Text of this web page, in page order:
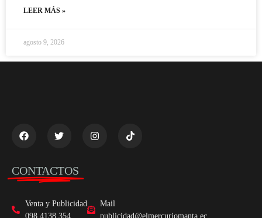
LEER MÁS »
agosto 9, 2026
CONTACTOS
Venta y Publicidad
098 4138 354
Mail
publicidad@elmercuriomanta.ec